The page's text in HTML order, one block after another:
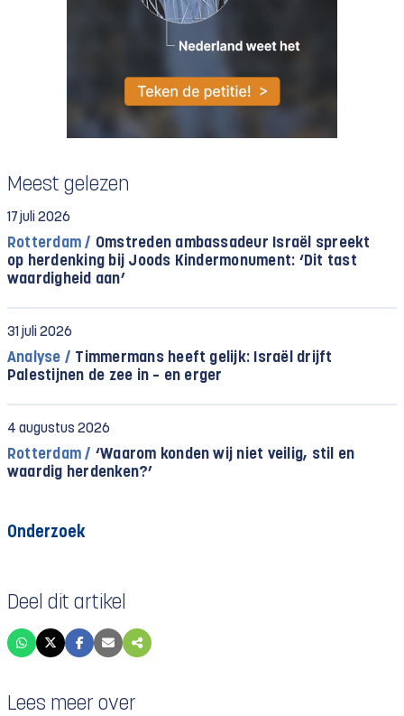
Meest gelezen
17 juli 2026
Rotterdam / Omstreden ambassadeur Israël spreekt
op herdenking bij Joods Kindermonument: ‘Dit tast
waardigheid aan’
31 juli 2026
Analyse / Timmermans heeft gelijk: Israël drijft
Palestijnen de zee in – en erger
4 augustus 2026
Rotterdam / ‘Waarom konden wij niet veilig, stil en
waardig herdenken?’
Onderzoek
Deel dit artikel
Lees meer over